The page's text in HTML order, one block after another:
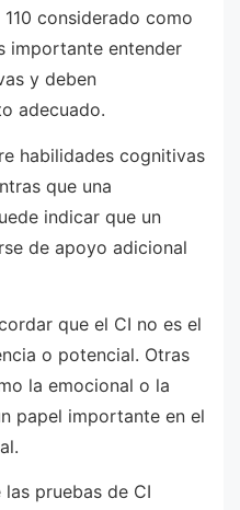
considerado como
importante entender
y deben
adecuado.
habilidades cognitivas
que una
indicar que un
de apoyo adicional
que el CI no es el
o potencial. Otras
la emocional o la
papel importante en el
pruebas de CI